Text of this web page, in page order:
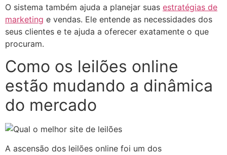
O sistema também ajuda a planejar suas estratégias de
marketing e vendas. Ele entende as necessidades dos
seus clientes e te ajuda a oferecer exatamente o que
procuram.
Como os leilões online
estão mudando a dinâmica
do mercado
A ascensão dos leilões online foi um dos